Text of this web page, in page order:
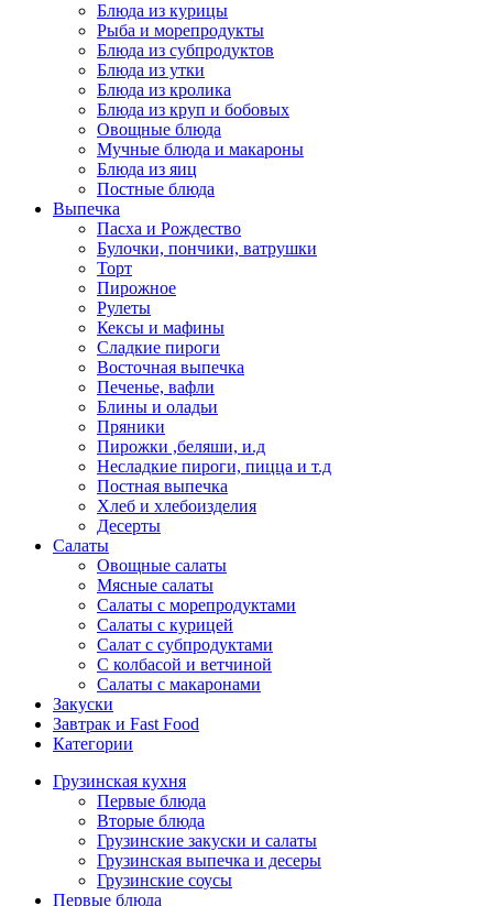
Блюда из курицы
Рыба и морепродукты
Блюда из субпродуктов
Блюда из утки
Блюда из кролика
Блюда из круп и бобовых
Овощные блюда
Мучные блюда и макароны
Блюда из яиц
Постные блюда
Выпечка
Пасха и Рождество
Булочки, пончики, ватрушки
Торт
Пирожное
Рулеты
Кексы и мафины
Сладкие пироги
Восточная выпечка
Печенье, вафли
Блины и оладьи
Пряники
Пирожки ,беляши, и.д
Несладкие пироги, пицца и т.д
Постная выпечка
Хлеб и хлебоизделия
Десерты
Салаты
Овощные салаты
Мясные салаты
Салаты с морепродуктами
Салаты с курицей
Салат с субпродуктами
С колбасой и ветчиной
Салаты с макаронами
Закуски
Завтрак и Fast Food
Категории
Грузинская кухня
Первые блюда
Вторые блюда
Грузинские закуски и салаты
Грузинская выпечка и десеры
Грузинские соусы
Первые блюда